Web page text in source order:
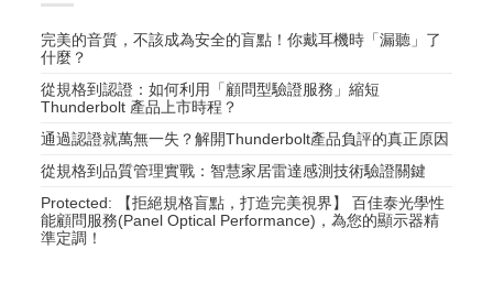
完美的音質，不該成為安全的盲點！你戴耳機時「漏聽」了
什麼？
從規格到認證：如何利用「顧問型驗證服務」縮短
Thunderbolt 產品上市時程？
通過認證就萬無一失？解開Thunderbolt產品負評的真正原因
從規格到品質管理實戰：智慧家居雷達感測技術驗證關鍵
Protected: 【拒絕規格盲點，打造完美視界】 百佳泰光學性
能顧問服務(Panel Optical Performance)，為您的顯示器精
準定調！